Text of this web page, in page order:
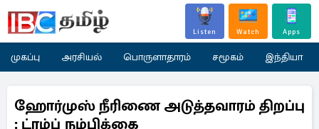
Listen Watch Apps
முகப்பு அரசியல் பொருளாதாரம் சமூகம் இந்தியா
ஹோர்முஸ் நீரிணை அடுத்தவாரம் திறப்பு
: ட்ரம்ப் நம்பிக்கை